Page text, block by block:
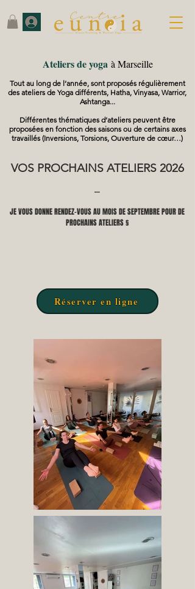
Ateliers de yoga à Marseille
Tout au long de l’année, sont proposés régulièrement
des ateliers de Yoga différents, Hatha, Vinyasa, Warrior,
Ashtanga...
Différentes thématiques d’ateliers peuvent être
proposées en fonction des saisons ou de certains axes
travaillés (Inversions, Torsions, Ouverture de cœur…)
VOS PROCHAINS ATELIERS 2026
...
JE VOUS DONNE RENDEZ-VOUS AU MOIS DE SEPTEMBRE POUR DE
PROCHAINS ATELIERS §
Réserver en ligne